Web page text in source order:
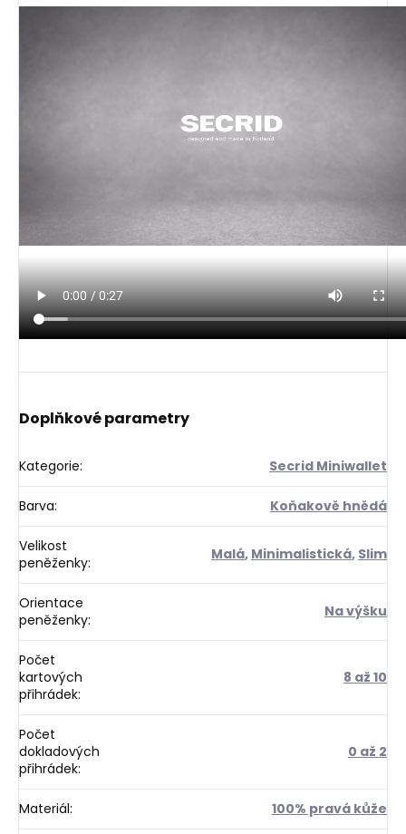
Doplňkové parametry
Kategorie: Secrid Miniwallet
Barva: Koňakově hnědá
Velikost
peněženky: Malá, Minimalistická, Slim
Orientace
peněženky: Na výšku
Počet
kartových
přihrádek:
8 až 10
Počet
dokladových
přihrádek:
0 až 2
Materiál: 100% pravá kůže